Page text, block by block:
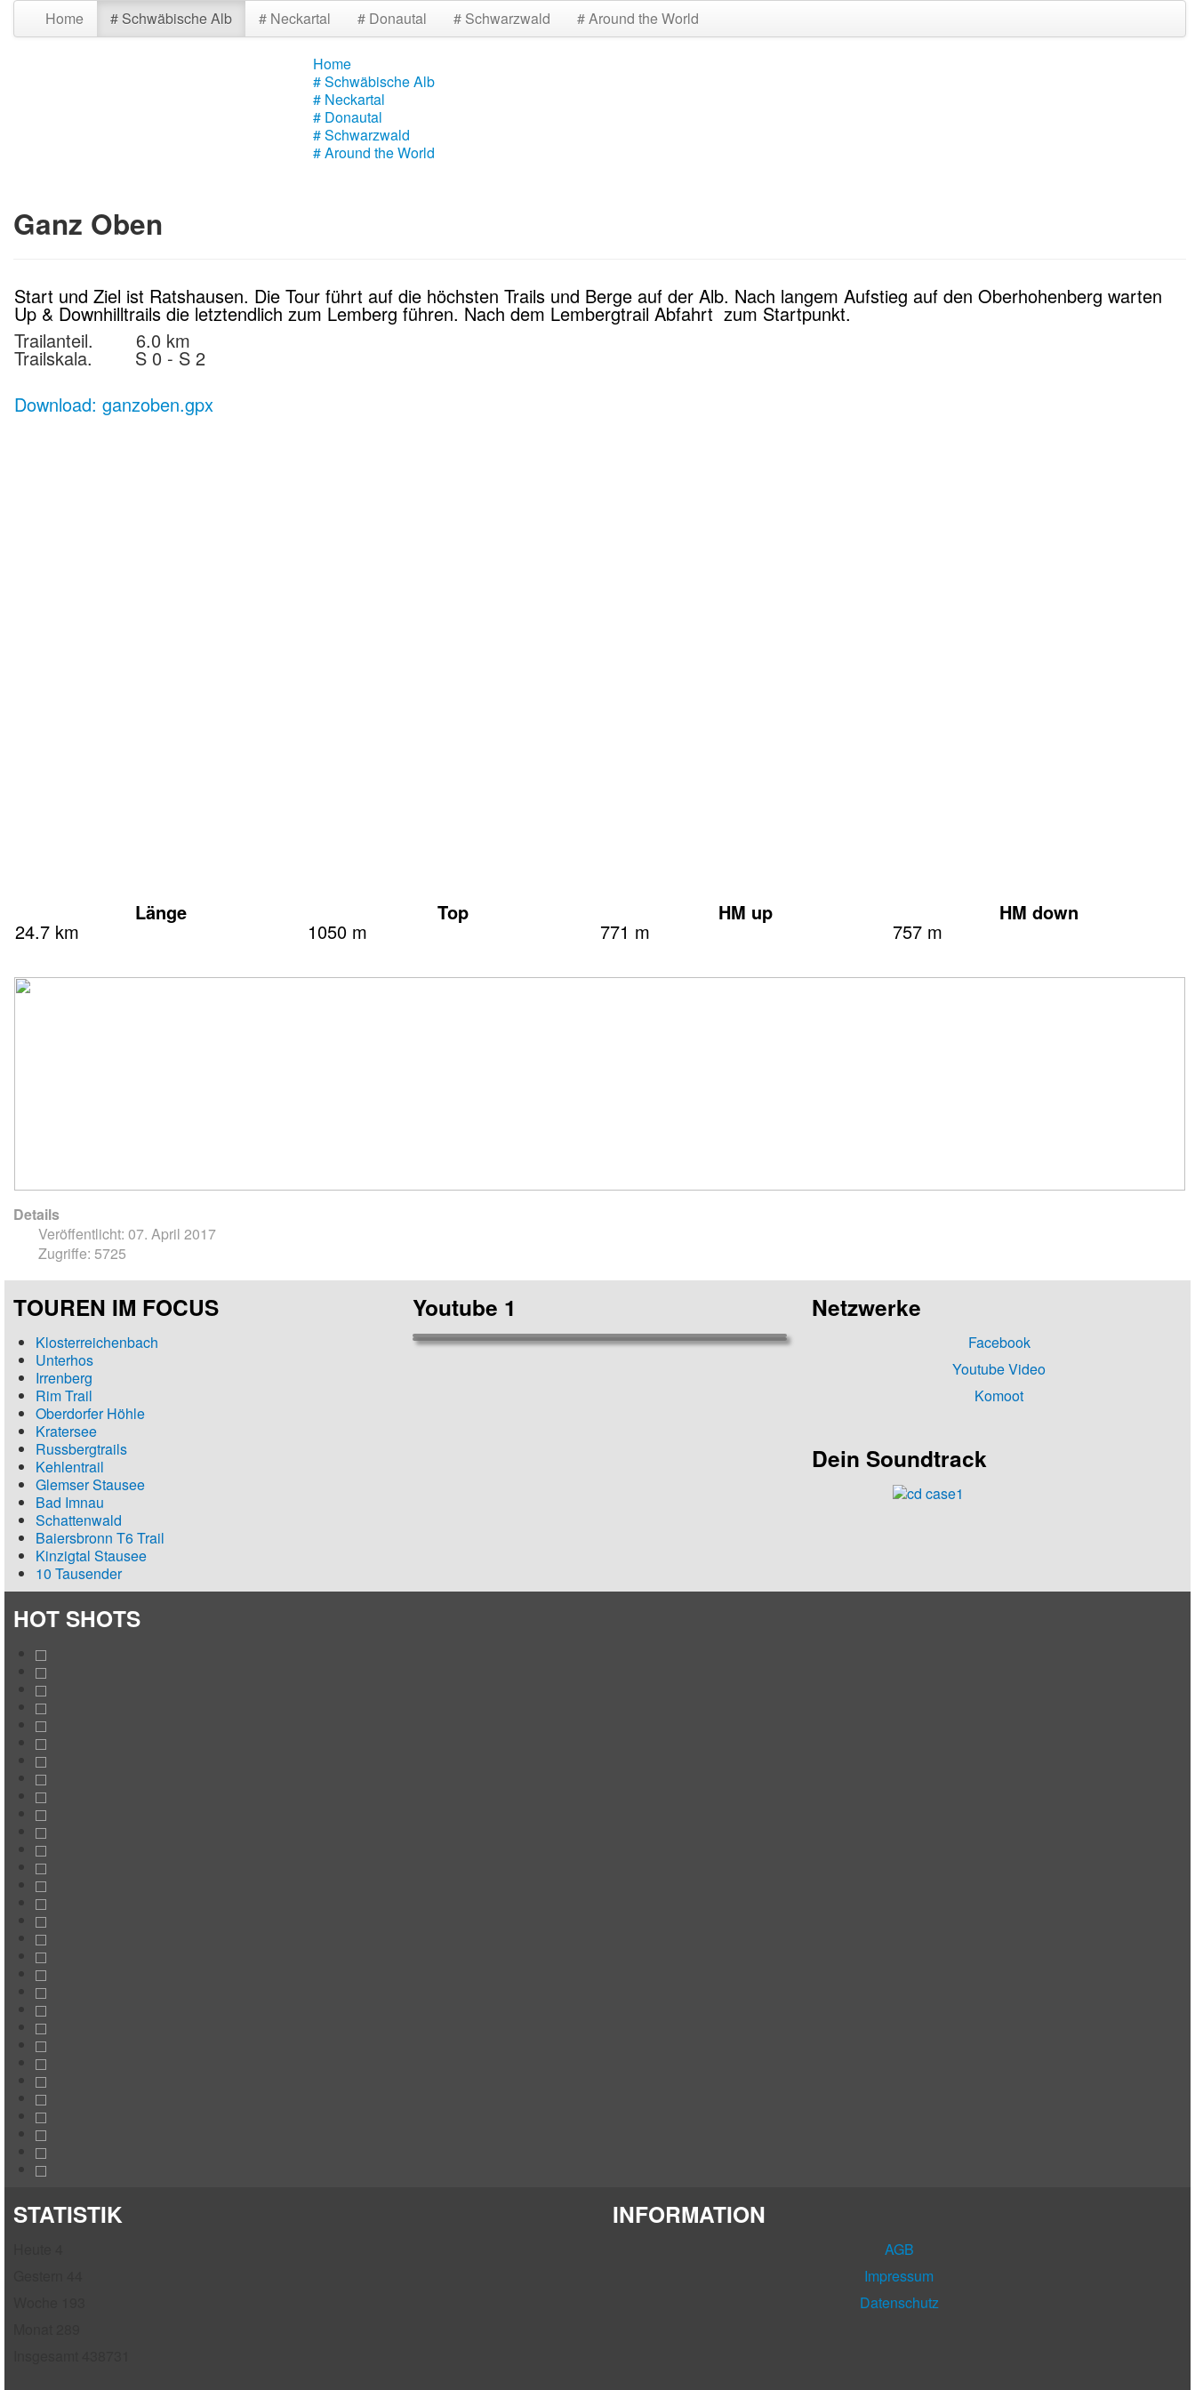
Home # Schwäbische Alb # Neckartal # Donautal # Schwarzwald # Around the World
Home
# Schwäbische Alb
# Neckartal
# Donautal
# Schwarzwald
# Around the World
Ganz Oben
Start und Ziel ist Ratshausen. Die Tour führt auf die höchsten Trails und Berge auf der Alb. Nach langem Aufstieg auf den Oberhohenberg warten
Up & Downhilltrails die letztendlich zum Lemberg führen. Nach dem Lembergtrail Abfahrt zum Startpunkt.
Trailanteil. 6.0 km
Trailskala. S 0 - S 2
Download: ganzoben.gpx
Länge Top HM up HM down
24.7 km 1050 m 771 m 757 m
Details
Veröffentlicht: 07. April 2017
Zugriffe: 5725
TOUREN IM FOCUS
Klosterreichenbach
Unterhos
Irrenberg
Rim Trail
Oberdorfer Höhle
Kratersee
Russbergtrails
Kehlentrail
Glemser Stausee
Bad Imnau
Schattenwald
Baiersbronn T6 Trail
Kinzigtal Stausee
10 Tausender
Youtube 1 Netzwerke
Facebook
Youtube Video
Komoot
Dein Soundtrack
HOT SHOTS
STATISTIK INFORMATION
AGB
Impressum
Datenschutz